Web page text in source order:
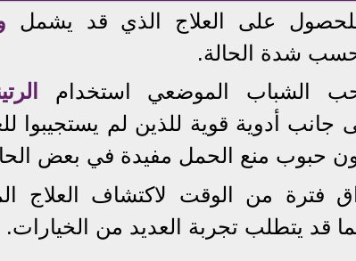
على العلاج الذي قد يشمل
حسب شدة الحالة.
الشباب الموضعي استخدام
جانب أدوية قوية للذين لم يستجيبوا
تكون حبوب منع الحمل مفيدة في بعض
فترة من الوقت لاكتشاف العلاج
يتطلب تجربة العديد من الخيارات.